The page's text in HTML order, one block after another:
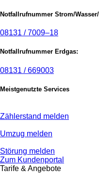
Notfallrufnummer Strom/
08131 / 7009–18
Notfallrufnummer Erdgas:
08131 / 669003
Meistgenutzte Services
Zählerstand melden
Umzug melden
Störung melden
Zum Kundenportal
Tarife & Angebote